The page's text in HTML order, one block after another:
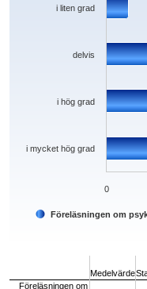
Föreläsningen om
i mycket hög grad
i hög grad
delvis
i liten grad
0
Medelvärde
Föreläsningen om